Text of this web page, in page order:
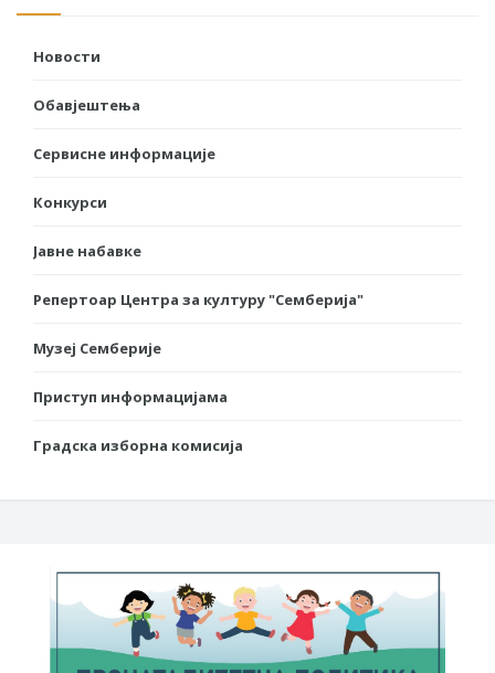
Новости
Обавјештења
Сервисне информације
Конкурси
Јавне набавке
Репертоар Центра за културу "Семберија"
Музеј Семберије
Приступ информацијама
Градска изборна комисија